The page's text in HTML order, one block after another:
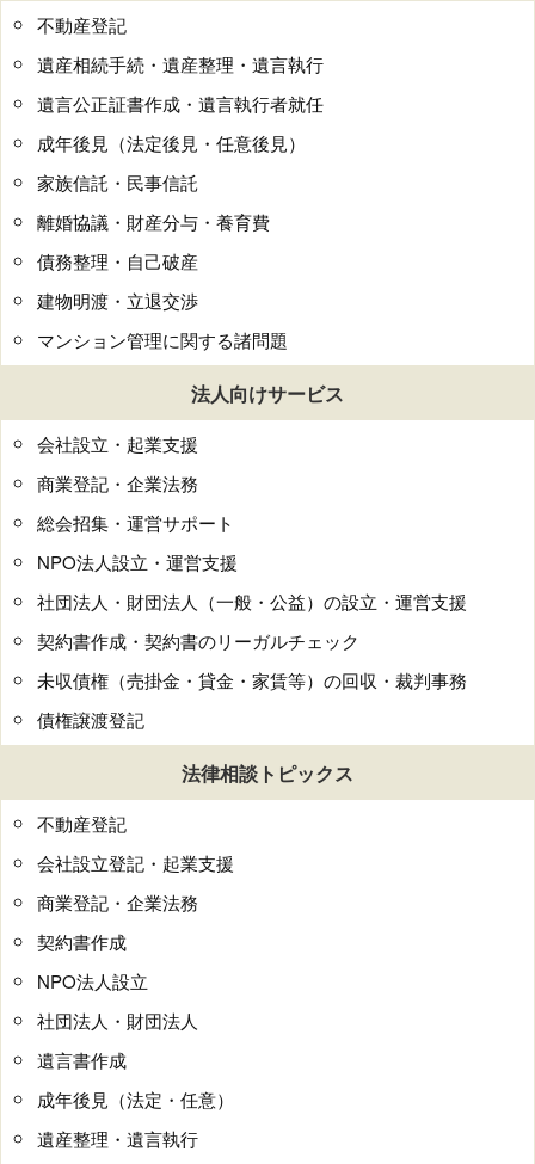
不動産登記
遺産相続手続・遺産整理・遺言執行
遺言公正証書作成・遺言執行者就任
成年後見（法定後見・任意後見）
家族信託・民事信託
離婚協議・財産分与・養育費
債務整理・自己破産
建物明渡・立退交渉
マンション管理に関する諸問題
法人向けサービス
会社設立・起業支援
商業登記・企業法務
総会招集・運営サポート
NPO法人設立・運営支援
社団法人・財団法人（一般・公益）の設立・運営支援
契約書作成・契約書のリーガルチェック
未収債権（売掛金・貸金・家賃等）の回収・裁判事務
債権譲渡登記
法律相談トピックス
不動産登記
会社設立登記・起業支援
商業登記・企業法務
契約書作成
NPO法人設立
社団法人・財団法人
遺言書作成
成年後見（法定・任意）
遺産整理・遺言執行